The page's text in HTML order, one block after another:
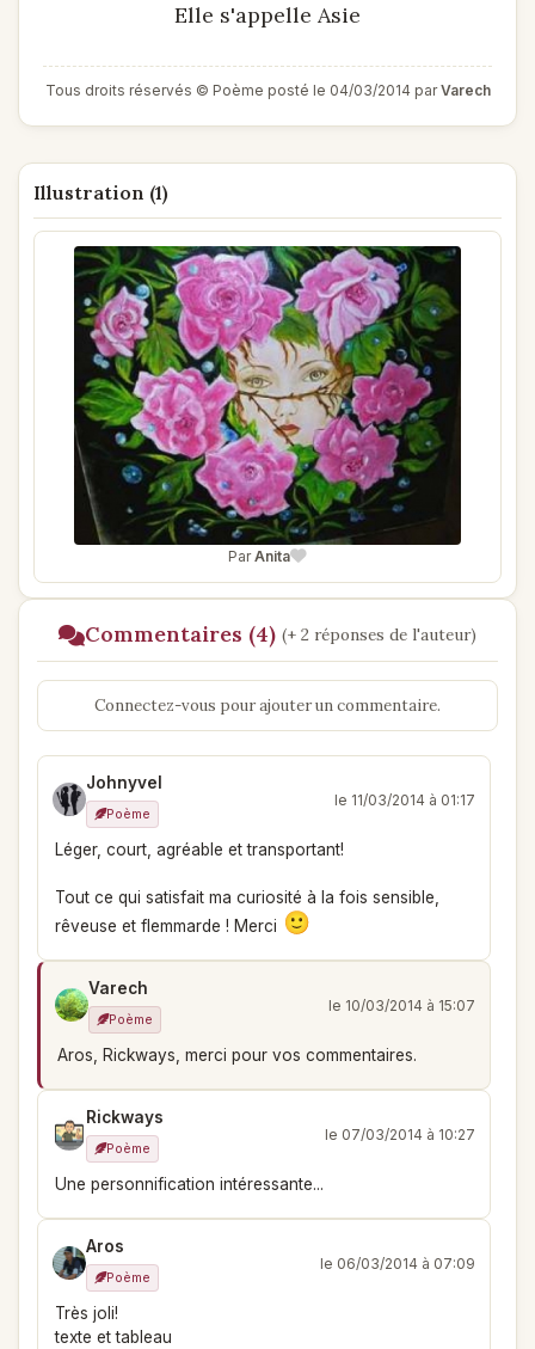
Elle s'appelle Asie
Tous droits réservés © Poème posté le 04/03/2014 parVarech
Illustration (1)
ParAnita
Commentaires (4) (+ 2 réponses de l'auteur)
Connectez-vous pour ajouter un commentaire.
Johnyvel
Poème
le 11/03/2014 à 01:17
Léger, court, agréable et transportant!
Tout ce qui satisfait ma curiosité à la fois sensible,
rêveuse et flemmarde ! Merci
Varech
Poème
le 10/03/2014 à 15:07
Aros, Rickways, merci pour vos commentaires.
Rickways
Poème
le 07/03/2014 à 10:27
Une personnification intéressante...
Aros
Poème
le 06/03/2014 à 07:09
Très joli!
texte et tableau